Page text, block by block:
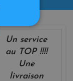
Un service
au TOP !!!!
Une
livraison